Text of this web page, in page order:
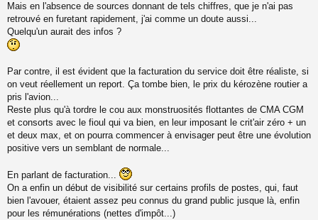
n
o
n
l
u
Mais en l'absence de sources donnant de tels chiffres, que je n'ai pas
retrouvé en furetant rapidement, j'ai comme un doute aussi...
Quelqu'un aurait des infos ?
Par contre, il est évident que la facturation du service doit être réaliste, si
on veut réellement un report. Ça tombe bien, le prix du kérozène routier a
pris l'avion...
Reste plus qu'à tordre le cou aux monstruosités flottantes de CMA CGM
et consorts avec le fioul qui va bien, en leur imposant le crit'air zéro + un
et deux max, et on pourra commencer à envisager peut être une évolution
positive vers un semblant de normale...
En parlant de facturation...
On a enfin un début de visibilité sur certains profils de postes, qui, faut
bien l'avouer, étaient assez peu connus du grand public jusque là, enfin
pour les rémunérations (nettes d'impôt...)